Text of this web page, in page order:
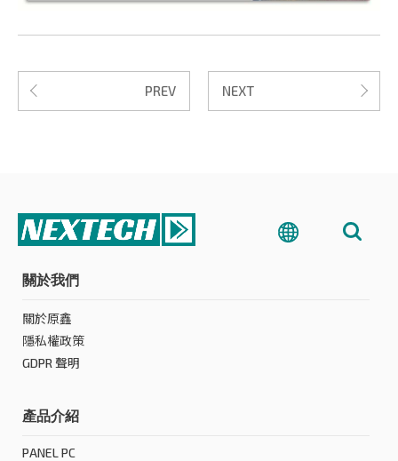
PREV NEXT
關於我們
關於原鑫
隱私權政策
GDPR 聲明
產品介紹
PANEL PC